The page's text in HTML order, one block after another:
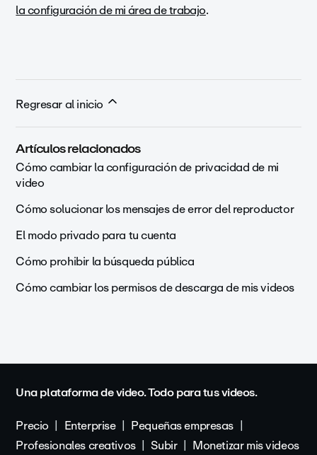
la configuración de mi área de trabajo.
Regresar al inicio
Artículos relacionados
Cómo cambiar la configuración de privacidad de mi
video
Cómo solucionar los mensajes de error del reproductor
El modo privado para tu cuenta
Cómo prohibir la búsqueda pública
Cómo cambiar los permisos de descarga de mis videos
Una plataforma de video. Todo para tus videos.
Precio
Enterprise
Pequeñas empresas
Profesionales creativos
Subir Monetizar mis videos